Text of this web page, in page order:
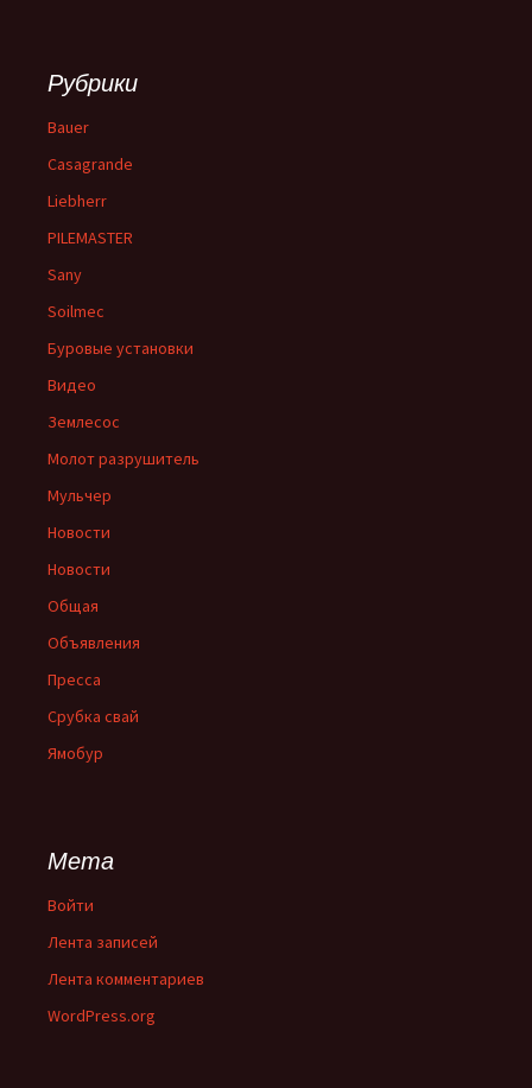
Рубрики
Bauer
Casagrande
Liebherr
PILEMASTER
Sany
Soilmec
Буровые установки
Видео
Землесос
Молот разрушитель
Мульчер
Новости
Новости
Общая
Объявления
Пресса
Срубка свай
Ямобур
Мета
Войти
Лента записей
Лента комментариев
WordPress.org